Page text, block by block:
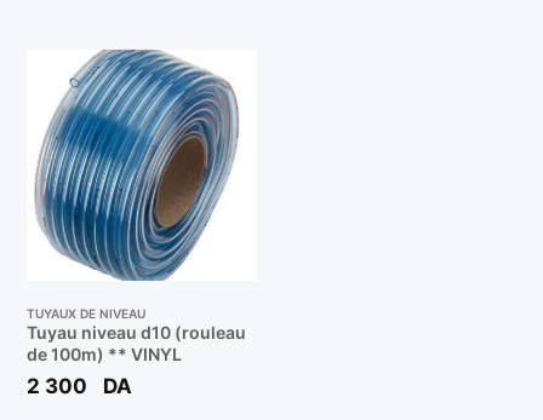
TUYAUX DE NIVEAU
Tuyau niveau d10 (rouleau
de 100m) ** VINYL
2 300 DA